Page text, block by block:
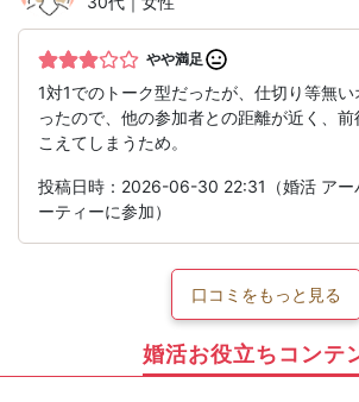
やや満足
1対1でのトーク型だったが、仕切り等無
ったので、他の参加者との距離が近く、
こえてしまうため。
投稿日時：2026-06-30 22:31（婚活 アー
ーティーに参加）
口コミをもっと見る
婚活お役立ちコンテ